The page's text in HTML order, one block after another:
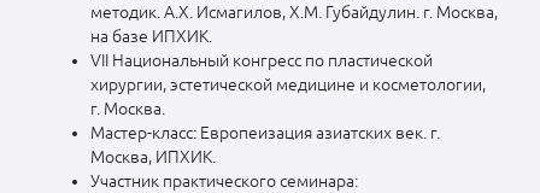
методик. А.Х. Исмагилов, Х.М. Губайдулин. г. Москва,
на базе ИПХИК.
VII Национальный конгресс по пластической
хирургии, эстетической медицине и косметологии,
г. Москва.
Мастер-класс: Европеизация азиатских век. г.
Москва, ИПХИК.
Участник практического семинара: